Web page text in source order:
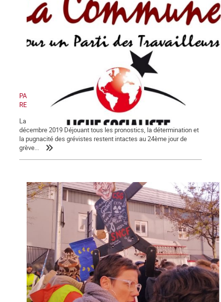
PAS DE RETRAIT, PAS DE TRÊVE ! PAS DE RETRAIT, PAS DE
RENTRÉE !
La Lettre de La Commune, nouvelle série, n° 123 - Samedi 28
décembre 2019 Déjouant tous les pronostics, la détermination et
la pugnacité des grévistes restent intactes au 24ème jour de
grève...